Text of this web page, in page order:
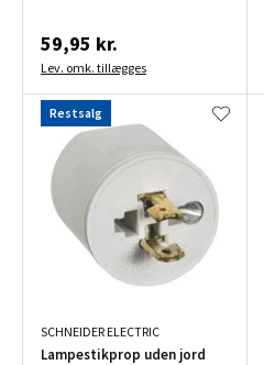
59,95 kr.
Lev. omk. tillægges
Restsalg
SCHNEIDER ELECTRIC
Lampestikprop uden jord